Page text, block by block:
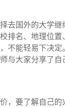
去国外的大学
排名、地理位
不能轻易下决
与大家分享了自
，要了解自己